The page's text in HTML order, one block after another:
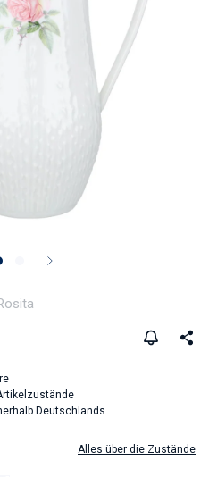
Deutschlands
Alles über die Zustände